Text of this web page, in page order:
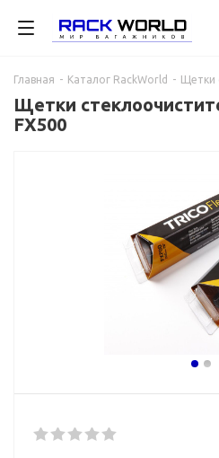
Главная - Каталог RackWorld - Щетки
Щетки
FX500